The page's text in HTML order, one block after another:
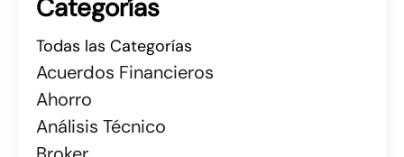
Categorías
Todas las Categorías
Acuerdos Financieros
Ahorro
Análisis Técnico